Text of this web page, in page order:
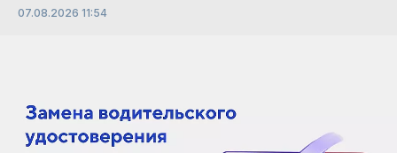
07.08.2026 11:54